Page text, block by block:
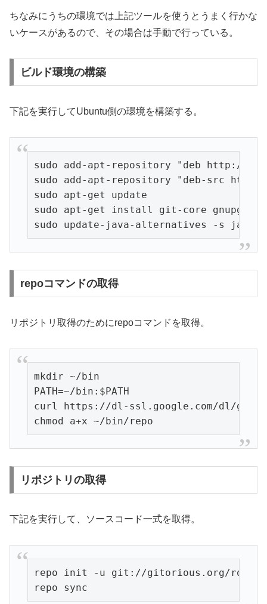
ちなみにうちの環境では上記ツールを使うとうまく行かな
いケースがあるので、その場合は手動で行っている。
ビルド環境の構築
下記を実行してUbuntu側の環境を構築する。
sudo add-apt-repository "deb http://
sudo add-apt-repository "deb-src
sudo apt-get update
sudo apt-get install git-core gnupg
sudo update-java-alternatives -s java-
repoコマンドの取得
リポジトリ取得のためにrepoコマンドを取得。
mkdir ~/bin
PATH=~/bin:$PATH
curl https://dl-ssl.google.com/dl/
chmod a+x ~/bin/repo
リポジトリの取得
下記を実行して、ソースコード一式を取得。
repo init -u git://gitorious.org/
repo sync